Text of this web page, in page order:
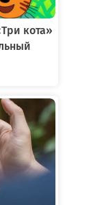
кота»